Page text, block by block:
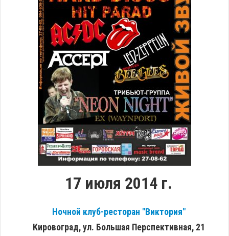
17 июля 2014 г.
Ночной клуб-ресторан "Виктория"
Кировоград, ул. Большая Перспективная, 21